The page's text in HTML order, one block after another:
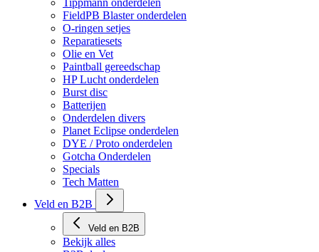
Bekijk alles
Tippmann onderdelen
FieldPB Blaster onderdelen
O-ringen setjes
Reparatiesets
Olie en Vet
Paintball gereedschap
HP Lucht onderdelen
Burst disc
Batterijen
Onderdelen divers
Planet Eclipse onderdelen
DYE / Proto onderdelen
Gotcha Onderdelen
Specials
Tech Matten
Veld en B2B
Veld en B2B